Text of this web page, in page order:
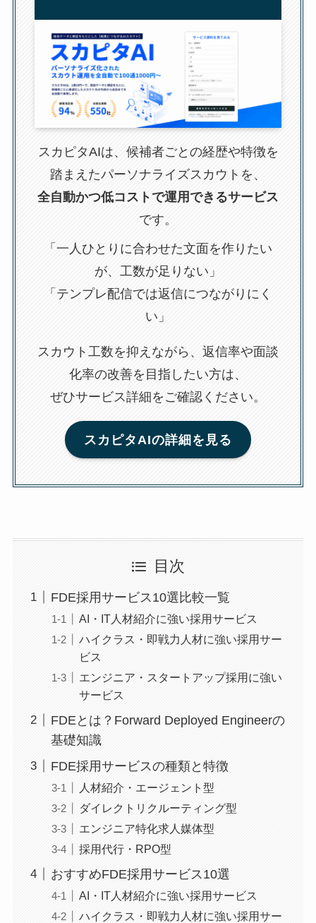
スカピタAIは、候補者ごとの経歴や特徴を
踏まえたパーソナライズスカウトを、
全自動かつ低コストで運用できるサービス
です。
「一人ひとりに合わせた文面を作りたい
が、工数が足りない」
「テンプレ配信では返信につながりにく
い」
スカウト工数を抑えながら、返信率や面談
化率の改善を目指したい方は、
ぜひサービス詳細をご確認ください。
スカピタAIの詳細を見る
目次
FDE採用サービス10選比較一覧
AI・IT人材紹介に強い採用サービス
ハイクラス・即戦力人材に強い採用サー
ビス
エンジニア・スタートアップ採用に強い
サービス
FDEとは？Forward Deployed Engineerの
基礎知識
FDE採用サービスの種類と特徴
人材紹介・エージェント型
ダイレクトリクルーティング型
エンジニア特化求人媒体型
採用代行・RPO型
おすすめFDE採用サービス10選
AI・IT人材紹介に強い採用サービス
ハイクラス・即戦力人材に強い採用サー